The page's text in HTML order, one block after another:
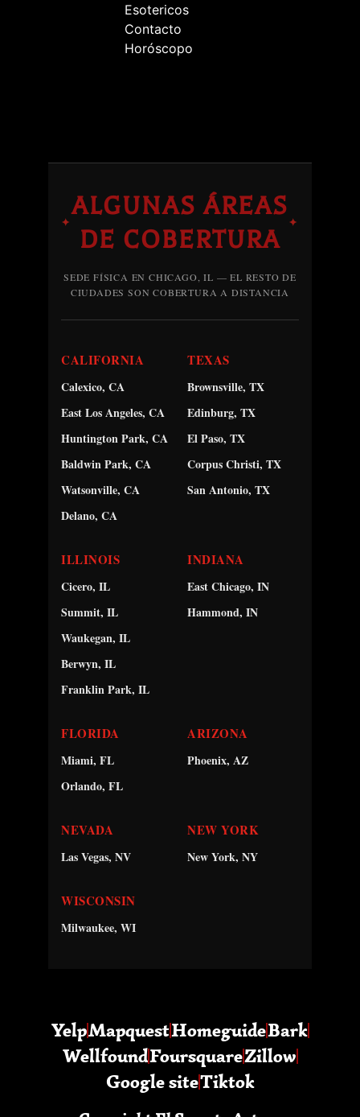
Esotericos
Contacto
Horóscopo
✦
ALGUNAS ÁREAS
DE COBERTURA
✦
SEDE FÍSICA EN CHICAGO, IL — EL RESTO DE
CIUDADES SON COBERTURA A DISTANCIA
CALIFORNIA
Calexico, CA
East Los Angeles, CA
Huntington Park, CA
Baldwin Park, CA
Watsonville, CA
Delano, CA
TEXAS
Brownsville, TX
Edinburg, TX
El Paso, TX
Corpus Christi, TX
San Antonio, TX
ILLINOIS
Cicero, IL
Summit, IL
Waukegan, IL
Berwyn, IL
Franklin Park, IL
INDIANA
East Chicago, IN
Hammond, IN
FLORIDA
Miami, FL
Orlando, FL
ARIZONA
Phoenix, AZ
NEVADA
Las Vegas, NV
NEW YORK
New York, NY
WISCONSIN
Milwaukee, WI
YelpMapquestHomeguideBark
WellfoundFoursquareZillow
Google siteTiktok